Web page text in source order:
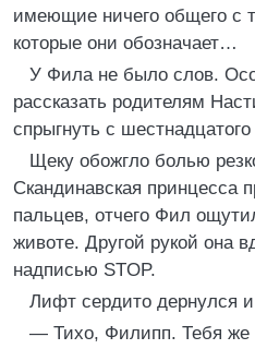
имеющие ничего общего с
которые они обозначает…
У Фила не было слов.
рассказать родителям
спрыгнуть с
Щеку обожгло болью
Скандинавская принцесса
пальцев, отчего Фил
животе. Другой рукой она
надписью STOP.
Лифт сердито дернулся
— Тихо, Филипп. Тебя же